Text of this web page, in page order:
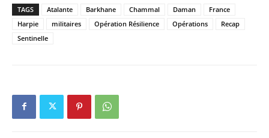
TAGS Atalante Barkhane Chammal Daman
France
Harpie
militaires Opération Résilience Opérations
Recap
Sentinelle